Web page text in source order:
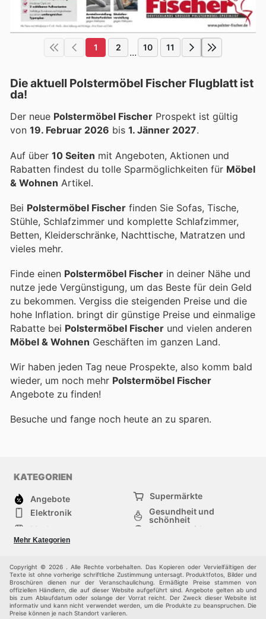
1 2 ... 10 11
Die aktuell Polstermöbel Fischer Flugblatt ist
da!
Der neue Polstermöbel Fischer Prospekt ist gültig
von 19. Februar 2026 bis 1. Jänner 2027.
Auf über 10 Seiten mit Angeboten, Aktionen und
Rabatten findest du tolle Sparmöglichkeiten für Möbel
& Wohnen Artikel.
Bei Polstermöbel Fischer finden Sie Sofas, Tische,
Stühle, Schlafzimmer und komplette Schlafzimmer,
Betten, Kleiderschränke, Nachttische, Matratzen und
vieles mehr.
Finde einen Polstermöbel Fischer in deiner Nähe und
nutze jede Vergünstigung, um das Beste für dein Geld
zu bekommen. Vergiss die steigenden Preise und die
hohe Inflation. bringt dir günstige Preise und einmalige
Rabatte bei Polstermöbel Fischer und vielen anderen
Möbel & Wohnen Geschäften im ganzen Land.
Wir haben jeden Tag neue Prospekte, also komm bald
wieder, um noch mehr Polstermöbel Fischer
Angebote zu finden!
Besuche und fange noch heute an zu sparen.
KATEGORIEN
Angebote
Supermärkte
Elektronik
Gesundheit und
schönheit
Mode
Sportbekleidung
Baumarkt
Mehr Kategorien
Copyright © 2026 . Alle Rechte vorbehalten. Das Kopieren oder Vervielfältigen der
Texte ist ohne vorherige schriftliche Zustimmung untersagt. Produktfotos, Bilder und
Broschüren dienen nur der Veranschaulichung. Ermäßigte Preise stammen von
offiziellen Händlern, die auf dieser Website aufgeführt sind. Angebote gelten ab und
bis zum Ablaufdatum oder solange der Vorrat reicht. Der Zweck dieser Website ist
informativ und kann nicht verwendet werden, um die Produkte zu beanspruchen. Die
Preise können je nach Standort variieren.